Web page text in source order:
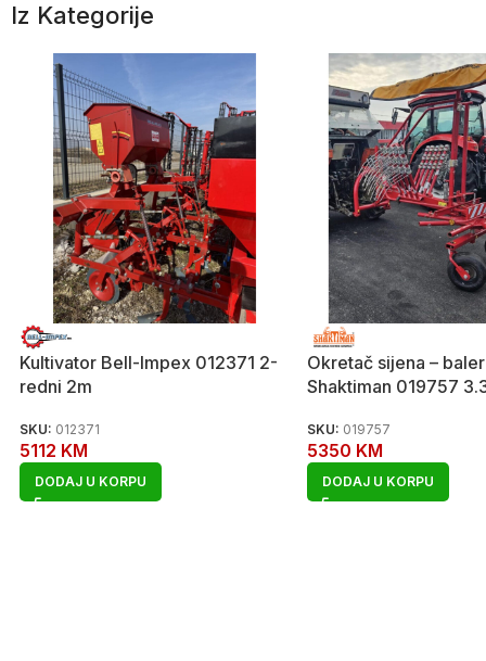
Iz Kategorije
Kultivator Bell-Impex 012371 2-
redni 2m
SKU: 012371
5112 KM
DODAJ U KORPU
Okretač sijena –
Shaktiman 019757
SKU: 019757
5350 KM
DODAJ U KORPU